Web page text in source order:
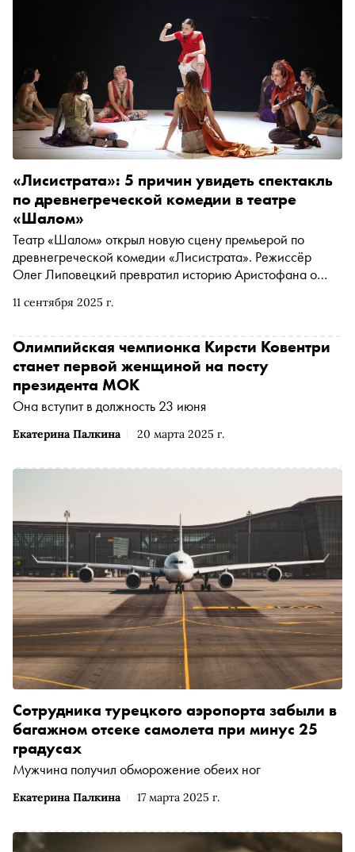
11 сентября 2025 г.
«Лисистрата»: 5 причин увидеть спектакль
по древнегреческой комедии в театре
«Шалом»
Театр «Шалом» открыл новую сцену премьерой по
древнегреческой комедии «Лисистрата». Режиссёр
Олег Липовецкий превратил историю Аристофана о
остроумное и зрелищное высказывание о войне, мире и
спектакль событием сезона
Екатерина Палкина 20 марта 2025 г.
Олимпийская чемпионка Кирсти Ковентри
станет первой женщиной на посту
президента МОК
Она вступит в должность 23 июня
Екатерина Палкина 17 марта 2025 г.
Сотрудника турецкого аэропорта забыли в
багажном отсеке самолета при минус 25
градусах
Мужчина получил обморожение обеих ног